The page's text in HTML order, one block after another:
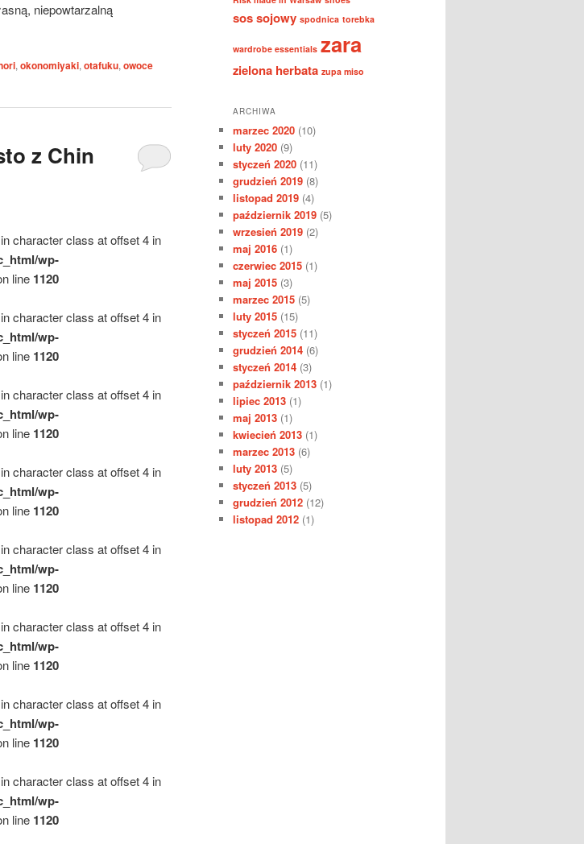
niepowtarzalną
, okonomiyaki, otafuku, owoce
z Chin
character class at offset 4 in
wp-
line 1120
character class at offset 4 in
wp-
line 1120
character class at offset 4 in
wp-
line 1120
character class at offset 4 in
wp-
line 1120
character class at offset 4 in
wp-
line 1120
character class at offset 4 in
wp-
line 1120
character class at offset 4 in
wp-
line 1120
character class at offset 4 in
wp-
line 1120
sos sojowy spodnica torebka
wardrobe essentials zara
zielona herbata zupa miso
ARCHIWA
marzec 2020 (10)
luty 2020 (9)
styczeń 2020 (11)
grudzień 2019 (8)
listopad 2019 (4)
październik 2019 (5)
wrzesień 2019 (2)
maj 2016 (1)
czerwiec 2015 (1)
maj 2015 (3)
marzec 2015 (5)
luty 2015 (15)
styczeń 2015 (11)
grudzień 2014 (6)
styczeń 2014 (3)
październik 2013 (1)
lipiec 2013 (1)
maj 2013 (1)
kwiecień 2013 (1)
marzec 2013 (6)
luty 2013 (5)
styczeń 2013 (5)
grudzień 2012 (12)
listopad 2012 (1)